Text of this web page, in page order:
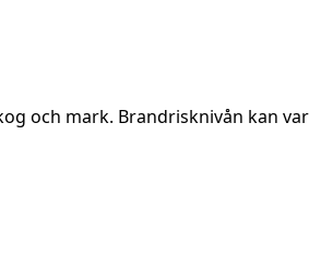
och mark. Brandrisknivån kan